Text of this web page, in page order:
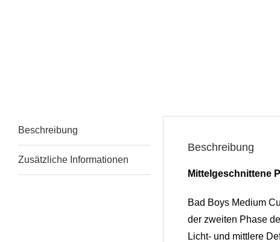
Beschreibung
Zusätzliche Informationen
Beschreibung
Mittelgeschnittene
Bad Boys Medium
der zweiten Phase
Licht- und mittlere